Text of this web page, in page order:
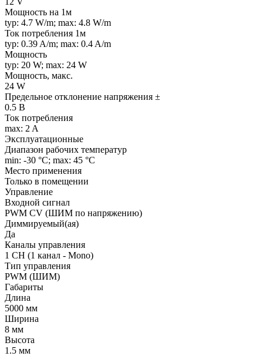
Мощность на 1м
typ: 4.7 W/m; max: 4.8 W/m
Ток потребления 1м
typ: 0.39 A/m; max: 0.4 A/m
Мощность
typ: 20 W; max: 24 W
Мощность, макс.
24 W
Предельное отклонение напряжения ±
0.5 В
Ток потребления
max: 2 A
Эксплуатационные
Диапазон рабочих температур
min: -30 °C; max: 45 °C
Место применения
Только в помещении
Управление
Входной сигнал
PWM СV (ШИМ по напряжению)
Диммируемый(ая)
Да
Каналы управления
1 CH (1 канал - Mono)
Тип управления
PWM (ШИМ)
Габариты
Длина
5000 мм
Ширина
8 мм
Высота
1.5 мм